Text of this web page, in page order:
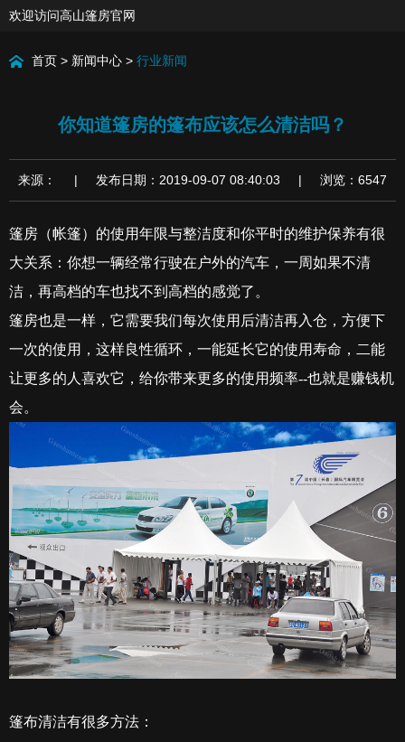
欢迎访问高山篷房官网
首页 > 新闻中心 > 行业新闻
你知道篷房的篷布应该怎么清洁吗？
来源： | 发布日期：2019-09-07 08:40:03 | 浏览：6547
篷房（帐篷）的使用年限与整洁度和你平时的维护保养有很
大关系：你想一辆经常行驶在户外的汽车，一周如果不清
洁，再高档的车也找不到高档的感觉了。
篷房也是一样，它需要我们每次使用后清洁再入仓，方便下
一次的使用，这样良性循环，一能延长它的使用寿命，二能
让更多的人喜欢它，给你带来更多的使用频率--也就是赚钱机
会。
篷布清洁有很多方法：